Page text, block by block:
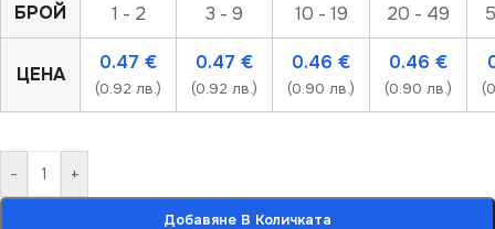
БРОЙ 1 - 2 3 - 9 10 - 19 20 - 49
ЦЕНА
0.47 €
(0.92 лв.)
0.47 €
(0.92 лв.)
0.46 €
(0.90 лв.)
0.46 €
(0.90 лв.)
- +
Добавяне В Количката